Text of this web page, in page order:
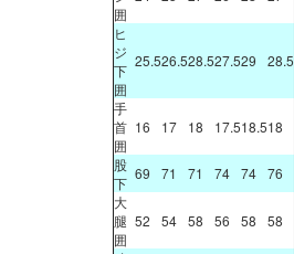
囲
ヒ
ジ
下
囲
25.526.528.527.529 28.5
手
首
囲
16 17 18 17.518.518
股
下
69 71 71 74 74 76
大
腿
囲
52 54 58 56 58
58